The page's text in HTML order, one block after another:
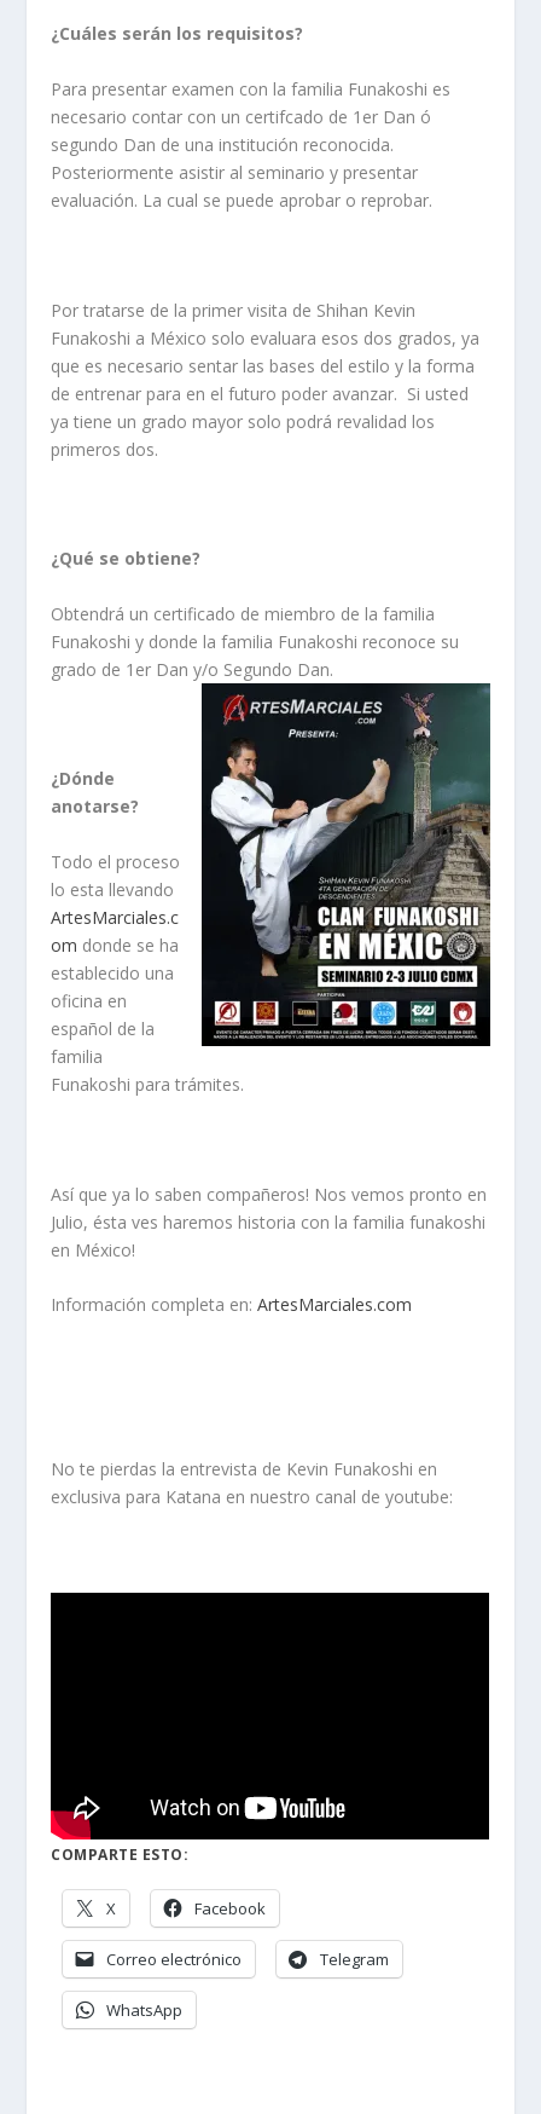
¿Cuáles serán los requisitos?
Para presentar examen con la familia Funakoshi es
necesario contar con un certifcado de 1er Dan ó
segundo Dan de una institución reconocida.
Posteriormente asistir al seminario y presentar
evaluación. La cual se puede aprobar o reprobar.
Por tratarse de la primer visita de Shihan Kevin
Funakoshi a México solo evaluara esos dos grados, ya
que es necesario sentar las bases del estilo y la forma
de entrenar para en el futuro poder avanzar. Si usted
ya tiene un grado mayor solo podrá revalidad los
primeros dos.
¿Qué se obtiene?
Obtendrá un certificado de miembro de la familia
Funakoshi y donde la familia Funakoshi reconoce su
grado de 1er Dan y/o Segundo Dan.
¿Dónde
anotarse?
Todo el proceso
lo esta llevando
ArtesMarciales.c
om donde se ha
establecido una
oficina en
español de la
familia
Funakoshi para trámites.
Así que ya lo saben compañeros! Nos vemos pronto en
Julio, ésta ves haremos historia con la familia funakoshi
en México!
Información completa en:ArtesMarciales.com
No te pierdas la entrevista de Kevin Funakoshi en
exclusiva para Katana en nuestro canal de youtube:
COMPARTE ESTO:
X Facebook
Correo electrónico Telegram
WhatsApp